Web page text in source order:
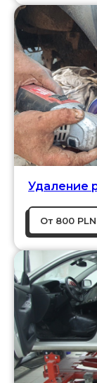
Удаление
От 800 PLN